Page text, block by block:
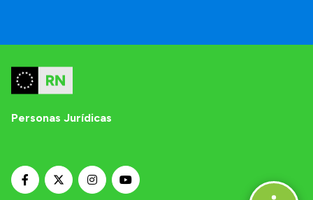
Personas Jurídicas